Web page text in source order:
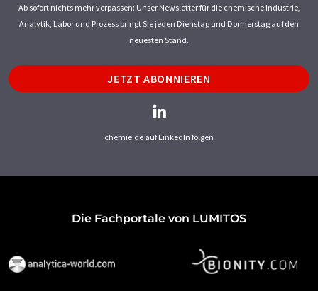
Ab sofort nichts mehr verpassen: Unser Newsletter für die chemische Industrie,
Analytik, Labor und Prozess bringt Sie jeden Dienstag und Donnerstag auf den
neuesten Stand.
JETZT ABONNIEREN
chemie.de auf LinkedIn folgen
Die Fachportale von LUMITOS